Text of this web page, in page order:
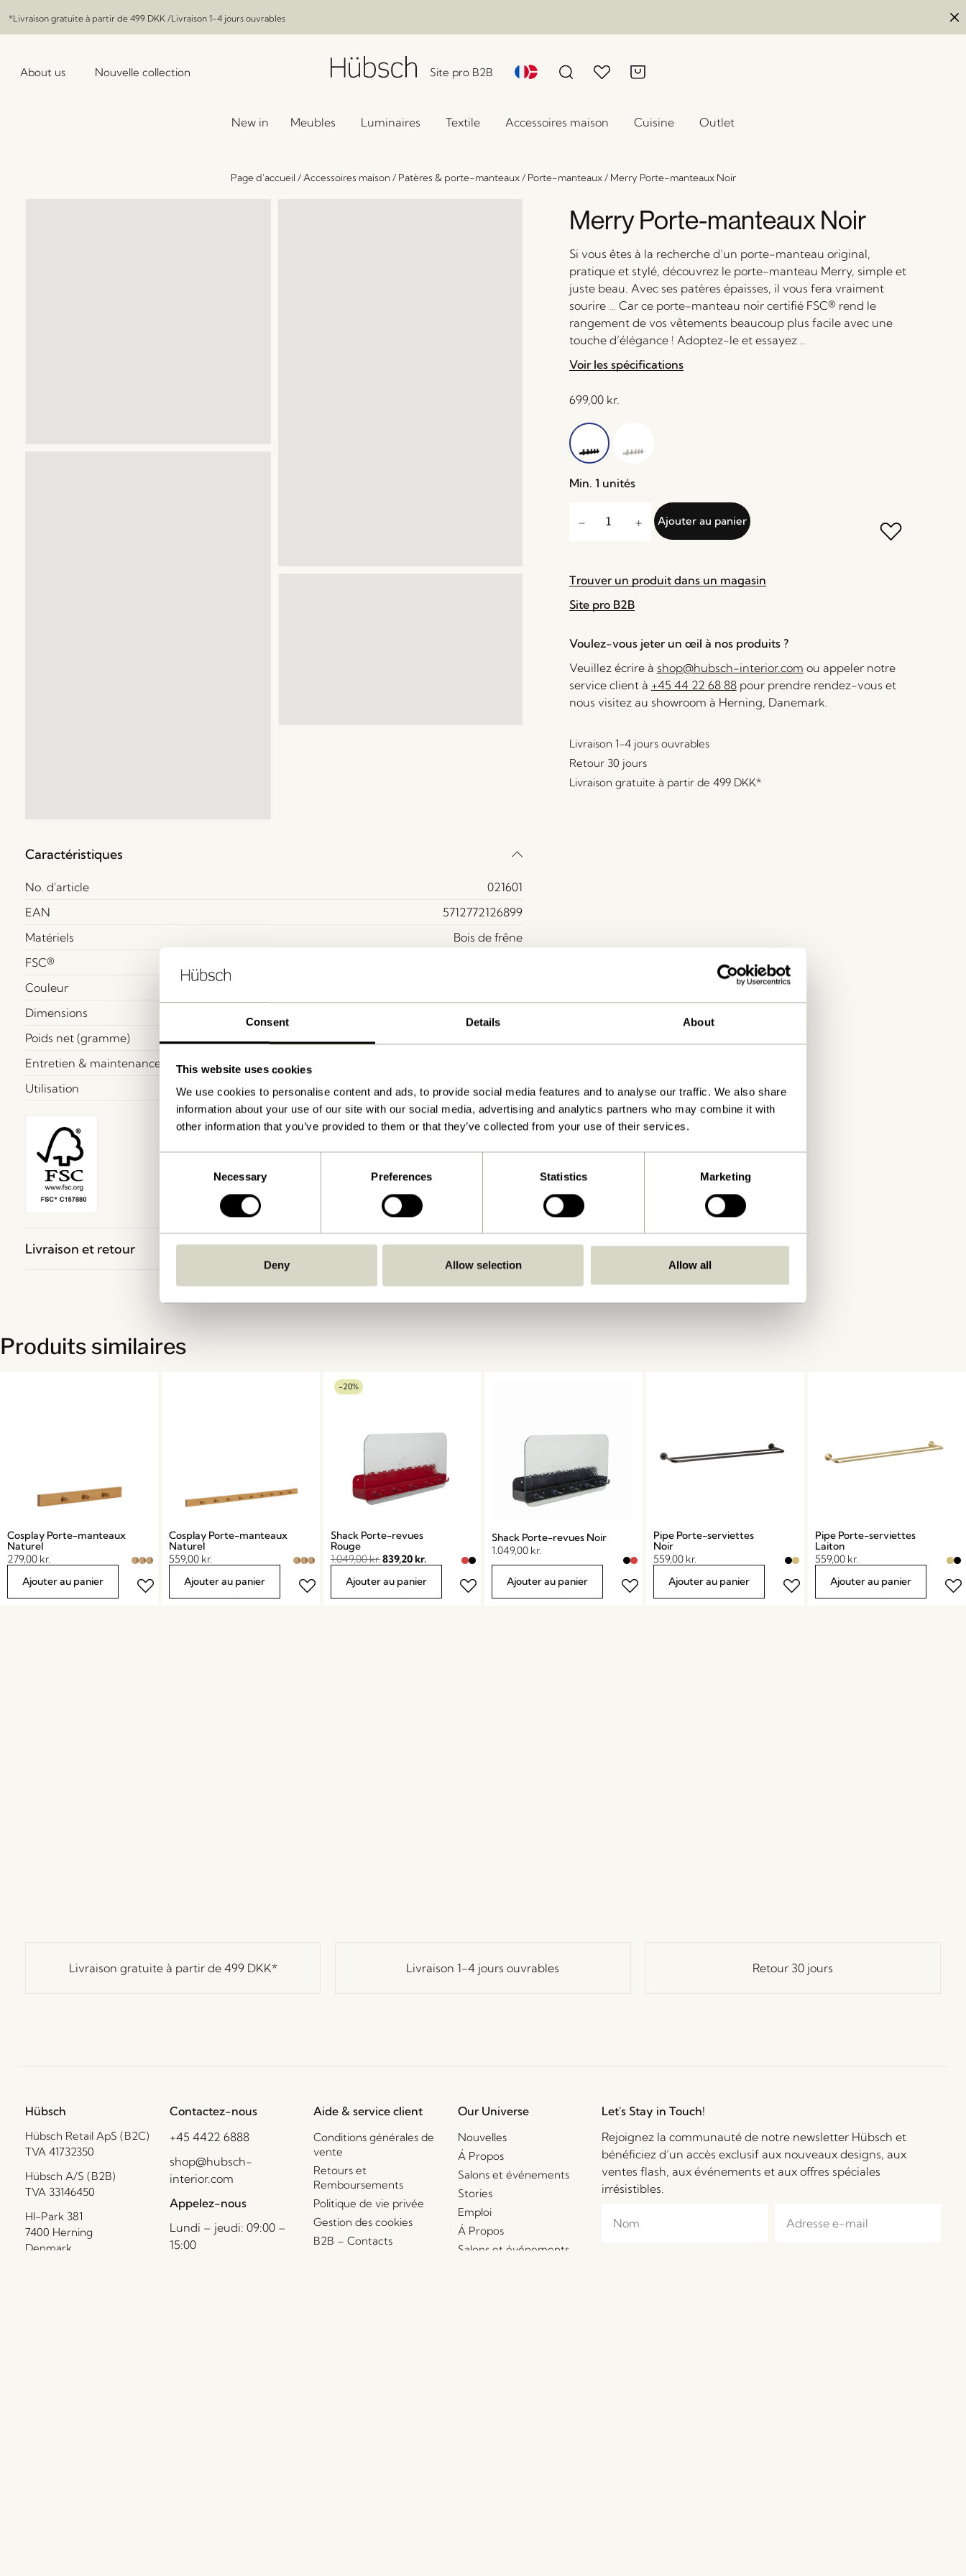
Consent Details About
This website uses cookies
We use cookies to personalise content and ads, to provide social media features and to analyse our traffic. We also share
information about your use of our site with our social media, advertising and analytics partners who may combine it with
other information that you’ve provided to them or that they’ve collected from your use of their services.
Necessary Preferences Statistics Marketing
Deny Allow selection Allow all
*Livraison gratuite à partir de 499 DKK /Livraison 1-4 jours ouvrables
About us Nouvelle collection Site pro B2B
New in Meubles Luminaires Textile Accessoires maison Cuisine Outlet
Page d'accueil / Accessoires maison/ Patères & porte-manteaux/ Porte-manteaux/ Merry Porte-manteaux Noir
Caractéristiques
No. d'article
021601
EAN
5712772126899
Matériels
Bois de frêne
FSC®
Couleur
Dimensions
Poids net (gramme)
Entretien & maintenance
Utilisation
À l'intérieur
Livraison et retour
Merry Porte-manteaux Noir
Si vous êtes à la recherche d’un porte-manteau original,
pratique et stylé, découvrez le porte-manteau Merry, simple et
juste beau. Avec ses patères épaisses, il vous fera vraiment
sourire … Car ce porte-manteau noir certifié FSC® rend le
rangement de vos vêtements beaucoup plus facile avec une
touche d’élégance ! Adoptez-le et essayez ..
Voir les spécifications
699,00 kr.
Min. 1 unités
Ajouter au panier
Trouver un produit dans un magasin
Site pro B2B
Voulez-vous jeter un œil à nos produits ?
Veuillez écrire à shop@hubsch-interior.com ou appeler notre
service client à +45 44 22 68 88pour prendre rendez-vous et
nous visitez au showroom à Herning, Danemark.
Livraison 1-4 jours ouvrables
Retour 30 jours
Livraison gratuite à partir de 499 DKK*
Produits similaires
Cosplay Porte-manteaux
Naturel
279,00 kr.
Ajouter au panier
Cosplay Porte-manteaux
Naturel
559,00 kr.
Ajouter au panier
-20%
Shack Porte-revues
Rouge
1.049,00kr.839,20kr.
Ajouter au panier
Shack Porte-revues Noir
1.049,00 kr.
Ajouter au panier
Pipe Porte-serviettes
Noir
559,00 kr.
Ajouter au panier
Pipe Porte-serviettes
Laiton
559,00 kr.
Ajouter au panier
Livraison gratuite à partir de 499 DKK* Livraison 1-4 jours ouvrables Retour 30 jours
Hübsch
Hübsch Retail ApS (B2C)
TVA 41732350
Hübsch A/S (B2B)
TVA 33146450
HI-Park 381
7400 Herning
Denmark
Contactez-nous
+45 4422 6888
shop@hubsch-
interior.com
Appelez-nous
Lundi – jeudi: 09:00 –
15:00
Aide & service client
Conditions générales de
vente
Retours et
Remboursements
Politique de vie privée
Gestion des cookies
B2B – Contacts
Our Universe
Nouvelles
Á Propos
Salons et événements
Stories
Emploi
Á Propos
Salons et événements
Let's Stay in Touch!
Rejoignez la communauté de notre newsletter Hübsch et
bénéficiez d’un accès exclusif aux nouveaux designs, aux
ventes flash, aux événements et aux offres spéciales
irrésistibles.